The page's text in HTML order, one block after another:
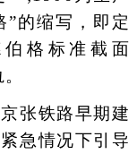
的缩写，即定
格标准截面
张铁路早期建
急情况下引导